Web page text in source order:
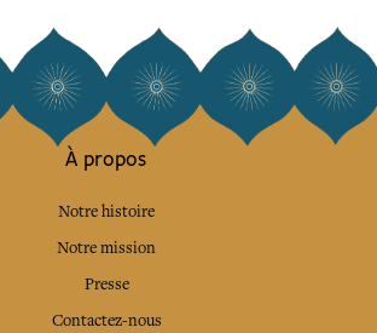
À propos
Notre histoire
Notre mission
Presse
Contactez-nous